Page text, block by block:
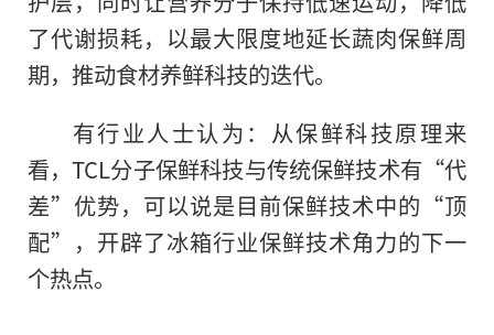
了代谢损耗，以最大限度地延长蔬肉保鲜周
期，推动食材养鲜科技的迭代。
有行业人士认为：从保鲜科技原理来
看，TCL分子保鲜科技与传统保鲜技术有“代
差”优势，可以说是目前保鲜技术中的“顶
配”，开辟了冰箱行业保鲜技术角力的下一
个热点。